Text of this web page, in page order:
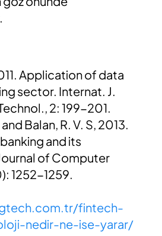
Application of data
sector. Internat. J.
2: 199-201.
Balan, R. V. S, 2013.
and its
of Computer
1252-1259.
fintech-
nedir-ne-ise-yarar/